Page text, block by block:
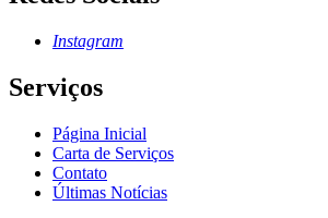
Instagram
Serviços
Página Inicial
Carta de Serviços
Contato
Últimas Notícias